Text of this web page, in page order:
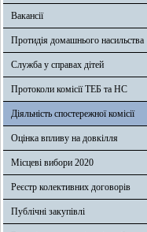
Вакансії
Протидія домашнього насильства
Служба у справах дітей
Протоколи комісії ТЕБ та НС
Діяльність спостережної комісії
Оцінка впливу на довкілля
Місцеві вибори 2020
Реєстр колективних договорів
Публічні закупівлі